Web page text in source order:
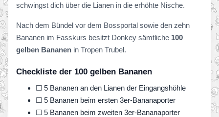
schwingst dich über die Lianen in die erhöhte Nische.
Nach dem Bündel vor dem Bossportal sowie den zehn
Bananen im Fasskurs besitzt Donkey sämtliche 100
gelben Bananen in Tropen Trubel.
Checkliste der 100 gelben Bananen
☐ 5 Bananen an den Lianen der Eingangshöhle
☐ 5 Bananen beim ersten 3er-Bananaporter
☐ 5 Bananen beim zweiten 3er-Bananaporter